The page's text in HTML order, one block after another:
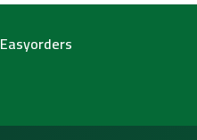
Easyorders